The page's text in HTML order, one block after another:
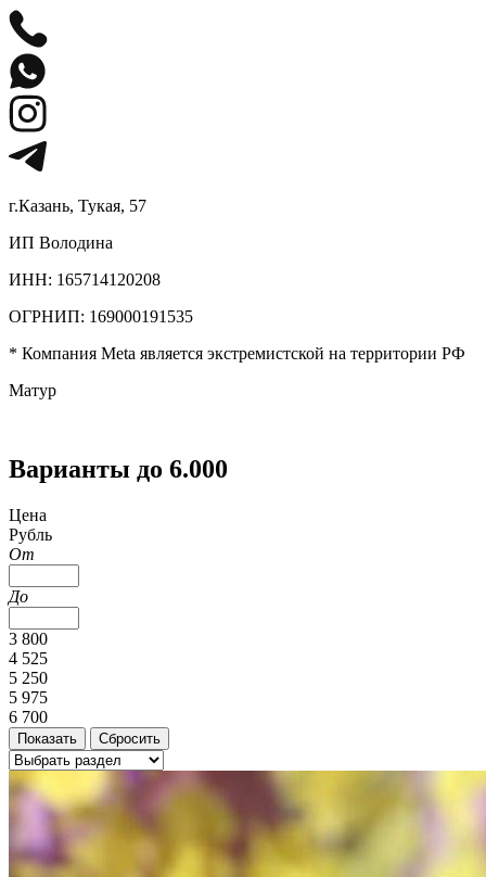
г.Казань, Тукая, 57
ИП Володина
ИНН: 165714120208
ОГРНИП: 169000191535
* Компания Meta является экстремистской на территории РФ
Матур
Варианты до 6.000
Цена
Рубль
От
До
3 800
4 525
5 250
5 975
6 700